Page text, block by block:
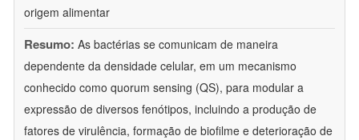
origem alimentar
Resumo: As bactérias se comunicam de maneira
dependente da densidade celular, em um mecanismo
conhecido como quorum sensing (QS), para modular a
expressão de diversos fenótipos, incluindo a produção de
fatores de virulência, formação de biofilme e deterioração de